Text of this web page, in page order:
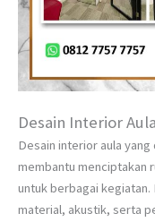
Desain Interior
Desain interior aula
membantu menciptakan
untuk berbagai
material, akustik, serta